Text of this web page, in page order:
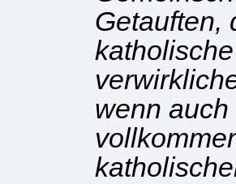
Getauften,
wenn auch